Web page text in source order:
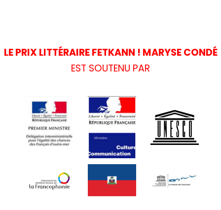
LE PRIX LITTÉRAIRE FETKANN ! MARYSE CONDÉ
EST SOUTENU PAR